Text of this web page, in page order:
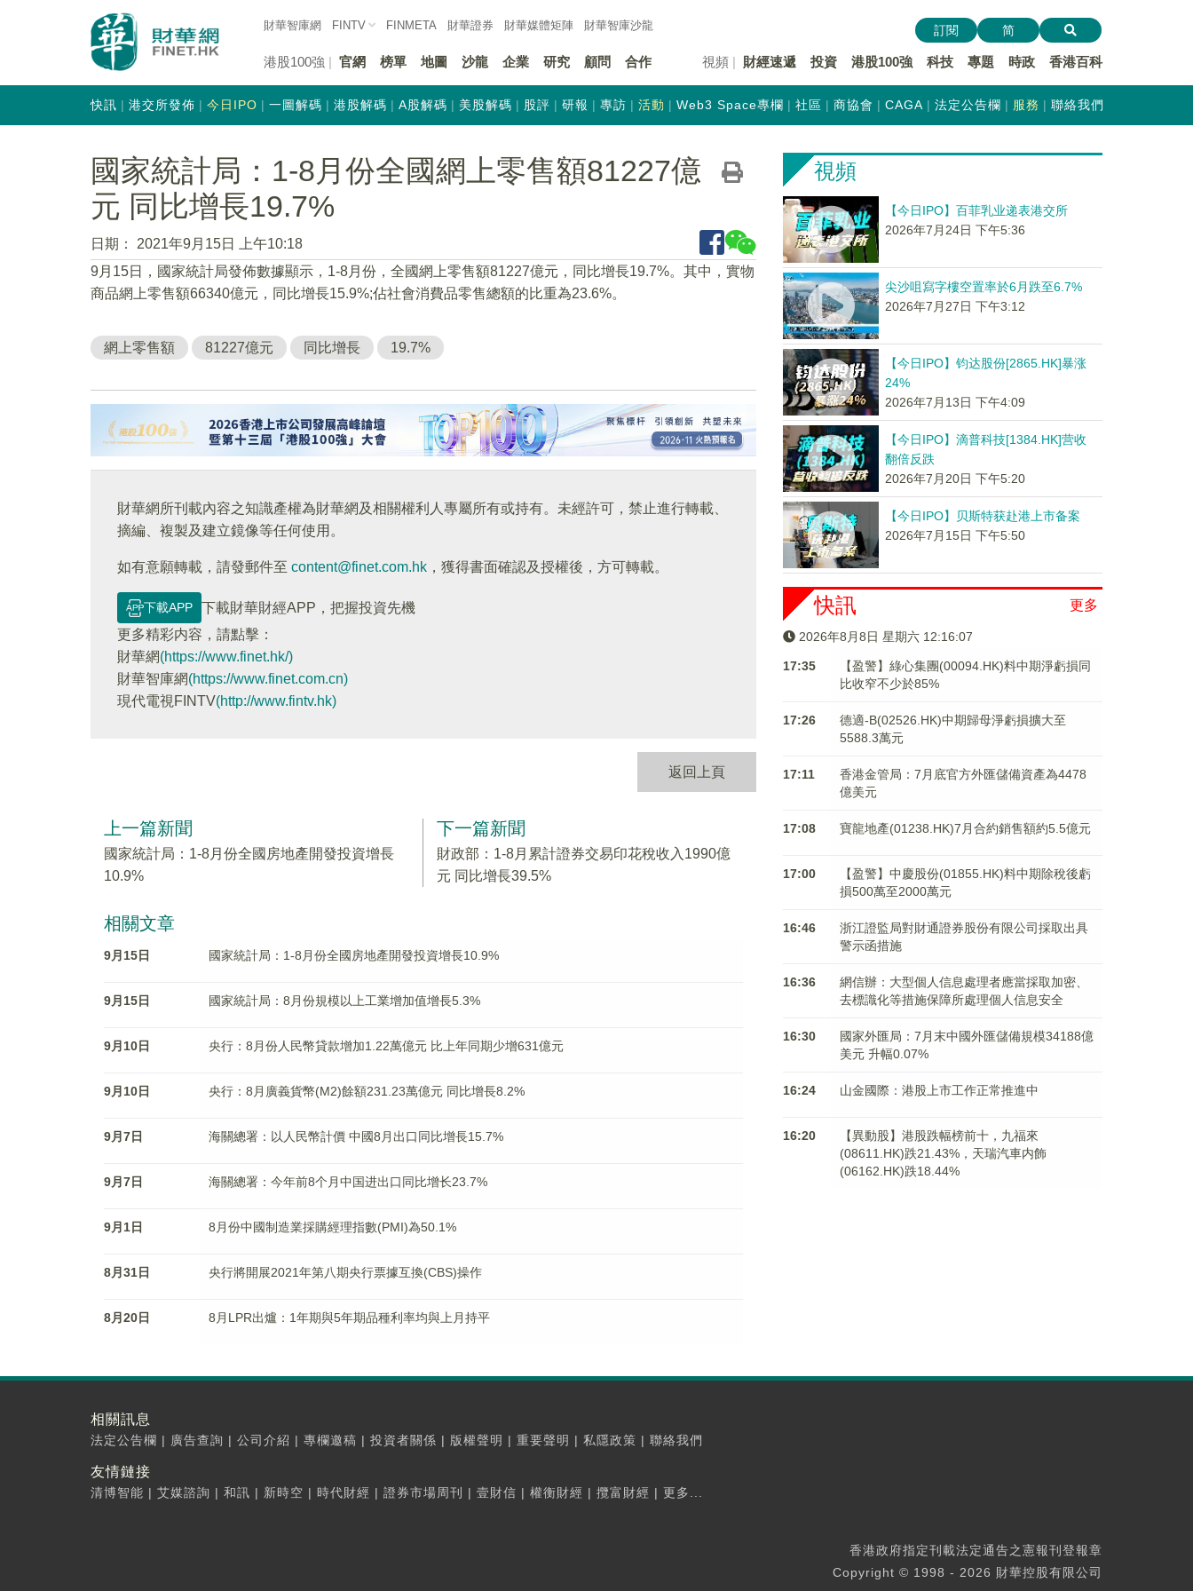
財華智庫網 FINTV FINMETA 財華證券 財華媒體矩陣 財華智庫沙龍
港股100強 官網 榜單 地圖 沙龍 企業 研究 顧問 合作 視頻 財經速遞 投資 港股100強 科技 專題 時政 香港百科
訂閱 简
快訊 港交所發佈 今日IPO 一圖解碼 港股解碼 A股解碼 美股解碼 股評 研報 專訪 活動 Web3 Space專欄 社區 商協會 CAGA 法定公告欄 服務 聯絡我們
國家統計局：1-8月份全國網上零售額81227億
元 同比增長19.7%
日期：
2021年9月15日 上午10:18
9月15日，國家統計局發佈數據顯示，1-8月份，全國網上零售額81227億元，同比增長19.7%。其中，實物
商品網上零售額66340億元，同比增長15.9%;佔社會消費品零售總額的比重為23.6%。
網上零售額 81227億元 同比增長 19.7%
財華網所刊載內容之知識產權為財華網及相關權利人專屬所有或持有。未經許可，禁止進行轉載、
摘編、複製及建立鏡像等任何使用。
如有意願轉載，請發郵件至 content@finet.com.hk ，獲得書面確認及授權後，方可轉載。
下載APP
下載財華財經APP，把握投資先機
更多精彩内容，請點擊：
財華網(https://www.finet.hk/)
財華智庫網(https://www.finet.com.cn)
現代電視FINTV(http://www.fintv.hk)
返回上頁
上一篇新聞
國家統計局：1-8月份全國房地產開發投資增長
10.9%
下一篇新聞
財政部：1-8月累計證券交易印花稅收入1990億
元 同比增長39.5%
相關文章
9月15日 國家統計局：1-8月份全國房地產開發投資增長10.9%
9月15日 國家統計局：8月份規模以上工業增加值增長5.3%
9月10日 央行：8月份人民幣貸款增加1.22萬億元 比上年同期少增631億元
9月10日 央行：8月廣義貨幣(M2)餘額231.23萬億元 同比增長8.2%
9月7日 海關總署：以人民幣計價 中國8月出口同比增長15.7%
9月7日 海關總署：今年前8个月中国进出口同比增长23.7%
9月1日 8月份中國制造業採購經理指數(PMI)為50.1%
8月31日 央行將開展2021年第八期央行票據互換(CBS)操作
8月20日 8月LPR出爐：1年期與5年期品種利率均與上月持平
視頻
【今日IPO】百菲乳业递表港交所
2026年7月24日 下午5:36
尖沙咀寫字樓空置率於6月跌至6.7%
2026年7月27日 下午3:12
【今日IPO】钧达股份[2865.HK]暴涨
24%
2026年7月13日 下午4:09
【今日IPO】滴普科技[1384.HK]营收
翻倍反跌
2026年7月20日 下午5:20
【今日IPO】贝斯特获赴港上市备案
2026年7月15日 下午5:50
更多
快訊
2026年8月8日 星期六 12:16:07
17:35
【盈警】綠心集團(00094.HK)料中期淨虧損同
比收窄不少於85%
17:26
德適-B(02526.HK)中期歸母淨虧損擴大至
5588.3萬元
17:11
香港金管局：7月底官方外匯儲備資產為4478
億美元
17:08 寶龍地產(01238.HK)7月合約銷售額約5.5億元
17:00
【盈警】中慶股份(01855.HK)料中期除稅後虧
損500萬至2000萬元
16:46
浙江證監局對財通證券股份有限公司採取出具
警示函措施
16:36
網信辦：大型個人信息處理者應當採取加密、
去標識化等措施保障所處理個人信息安全
16:30
國家外匯局：7月末中國外匯儲備規模34188億
美元 升幅0.07%
16:24 山金國際：港股上市工作正常推進中
16:20
【異動股】港股跌幅榜前十，九福來
(08611.HK)跌21.43%，天瑞汽車内飾
(06162.HK)跌18.44%
相關訊息
法定公告欄 | 廣告查詢 | 公司介紹 | 專欄邀稿 | 投資者關係 | 版權聲明 | 重要聲明 | 私隱政策 | 聯絡我們
友情鏈接
清博智能 | 艾媒諮詢 | 和訊 | 新時空 | 時代財經 | 證券市場周刊 | 壹財信 | 權衡財經 | 攬富財經 | 更多...
香港政府指定刊載法定通告之憲報刊登報章
Copyright © 1998 - 2026 財華控股有限公司